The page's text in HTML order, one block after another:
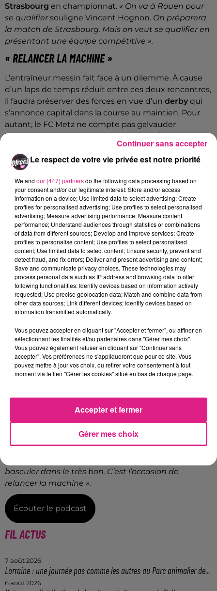
Strasbourg en championnat. « On va à Rouen pour
se qualifiersouligne Vincent Hognon. On préparera
la match de Strasbourg. Mais on veut se qualifier en
présentant une équipe compétitive ».
« RELANCER LA MACHINE »
L’entraîneur messin fait face à un dilemme. À cause
d’un laps de temps réduit entre ces deux rencontres,
il faudra préserver des forces en vue d’un derby qui
s’annonce capital dans la course au maintien. Pour
autant, le FC Metz ne compte pas galvauder
l’occasion de franchir le cap des
À la clé : une première victoire en
2020 qui mettrait l’équipe sur de bons rails.« On a
trois joueurs suspendus
Naturellement, il y aura un peu de turn-over. Mais
on va mettre une équipe très compétitive ».
Pas deSunzu, Fofana ni de Maïgadonc pour ce
déplacement en Seine-Maritime. De son côté,Noss
Traorésouffre de douleurs « tendineuses » et
pourrait passer son tour. Quant aux nouveaux
arrivants,Vincent Pajotest apte au service. La
présence deDylan Bronn, grenat depuis vendredi,
est incertaine, sa qualification étant en suspens.« On
attend de voir s’il est bien qualifié et s’il se sent
capable de jouer ou pas. Je prendrai ma décision
assez tardivement »annonce Vincent Hognon.
Dans les cages, Alexandre Oukidja s’effacera une
nouvelle fois au profit de son suppléant, Paul
Delecroix.Contre les Rouennais, leaders de National
2 malgré un statut de promu, l’ancien Niortais se
veut prudent : « Rouen a toujours été une très
ville. Il faut s’attendre à un match compliqué ».
Pour
le gardien messin, une victoire inaugurale en
pourrait offrir unedynamique nouvelleà ses
coéquipiers. Idéale pour atteindre les objectifs en
championnat.« On doit commencer l’année sur de
basculer dans le très bon. C’est l’occasion de
relancer la machine ».
Écouter le podcast
FIL ACTUS
7 août 2026
Lorraine : une journée pas comme les autres au Parc animalier de...
6 août 2026
Le respect de votre vie privée est notre priorité
We and our (447) partnersdo the following data processing based on
your consent and/or our legitimate interest: Store and/or access
information on a device; Use limited data to select advertising; Create
profiles for personalised advertising; Use profiles to select personalised
advertising; Measure advertising performance; Measure content
performance; Understand audiences through statistics or combinations
of data from different sources; Develop and improve services; Create
profiles to personalise content; Use profiles to select personalised
content; Use limited data to select content; Ensure security, prevent and
detect fraud, and fix errors; Deliver and present advertising and content;
Save and communicate privacy choices. These technologies may
process personal data such as IP address and browsing data to offer
following functionalities: Identify devices based on information actively
requested; Use precise geolocation data; Match and combine data from
other data sources; Link different devices; Identify devices based on
information transmitted automatically.
Vous pouvez accepter en cliquant sur "Accepter et fermer", ou affiner en
sélectionnant les finalités et/ou partenaires dans "Gérer mes choix".
Vous pouvez également refuser en cliquant sur "Continuer sans
accepter". Vos préférences ne s'appliqueront que pour ce site. Vous
pouvez mettre à jour vos choix, ou retirer votre consentement à tout
moment via le lien "Gérer les cookies" situé en bas de chaque page.
Gérer mes choix
Accepter et fermer
Continuer sans accepter